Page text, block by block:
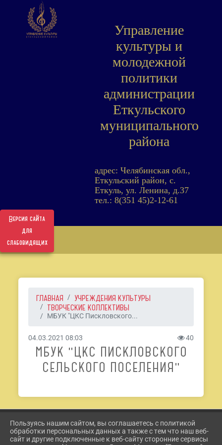
Версия сайта
для
слабовидящих
Управление
культуры и
молодежной
политики
администрации
Еткульского
муниципального
района
адрес: Челябинская обл.,
Еткульский район, с.
Еткуль, ул. Ленина, д.37
тел.: 8(351 45)2-12-61
ГЛАВНАЯ
УЧРЕЖДЕНИЯ КУЛЬТУРЫ
ТВОРЧЕСКИЕ КОЛЛЕКТИВЫ
МБУК "ЦКС Пискловского...
04.03.2021 08:03 40
МБУК "ЦКС ПИСКЛОВСКОГО
СЕЛЬСКОГО ПОСЕЛЕНИЯ"
2026 Г. ETKUL-KULTURA.RU
ВХОД
Пользуясь нашим сайтом, вы соглашаетесь с политикой
обработки персональных данных а также с тем что наш веб-
сайт и другие подключенные к веб-сайту сторонние сервисы